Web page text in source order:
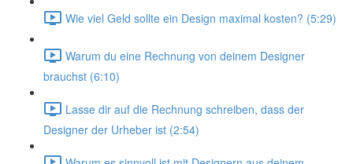
Wie viel Geld sollte ein Design maximal kosten? (5:29)
Warum du eine Rechnung von deinem Designer
brauchst (6:10)
Lasse dir auf die Rechnung schreiben, dass der
Designer der Urheber ist (2:54)